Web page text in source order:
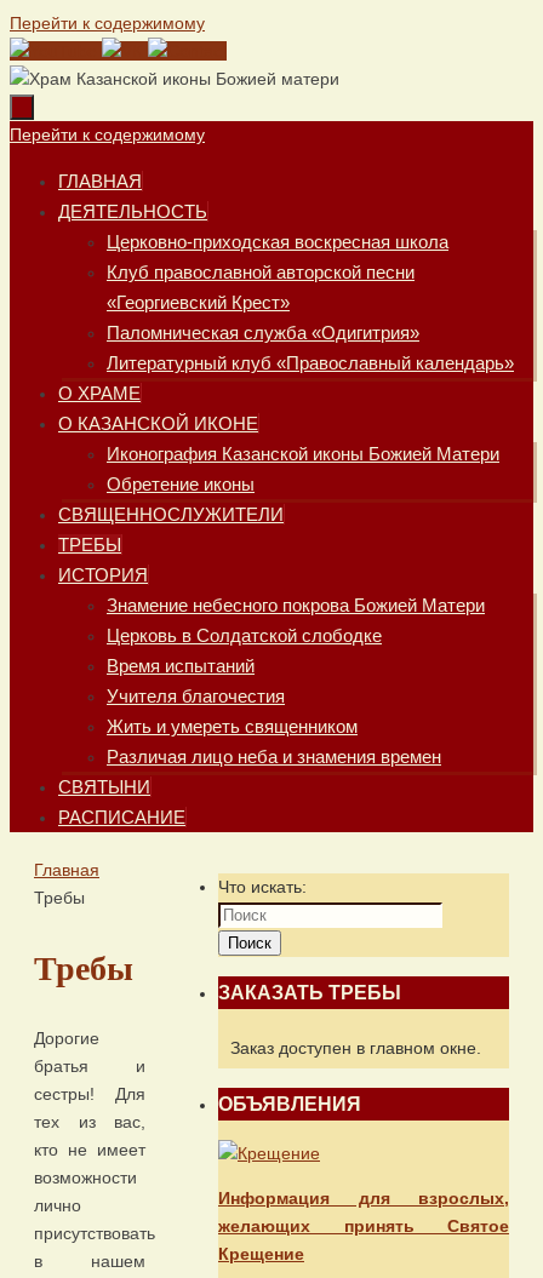
Перейти к содержимому
Перейти к содержимому
ГЛАВНАЯ
ДЕЯТЕЛЬНОСТЬ
Церковно-приходская воскресная школа
Клуб православной авторской песни
«Георгиевский Крест»
Паломническая служба «Одигитрия»
Литературный клуб «Православный календарь»
О ХРАМЕ
О КАЗАНСКОЙ ИКОНЕ
Иконография Казанской иконы Божией Матери
Обретение иконы
СВЯЩЕННОСЛУЖИТЕЛИ
ТРЕБЫ
ИСТОРИЯ
Знамение небесного покрова Божией Матери
Церковь в Солдатской слободке
Время испытаний
Учителя благочестия
Жить и умереть священником
Различая лицо неба и знамения времен
СВЯТЫНИ
РАСПИСАНИЕ
Главная
Требы
Требы
Дорогие
братья и
сестры! Для
тех из вас,
кто не имеет
возможности
лично
присутствовать
в нашем
Что искать:
Поиск
ЗАКАЗАТЬ ТРЕБЫ
Заказ доступен в главном окне.
ОБЪЯВЛЕНИЯ
Информация для взрослых,
желающих принять Святое
Крещение